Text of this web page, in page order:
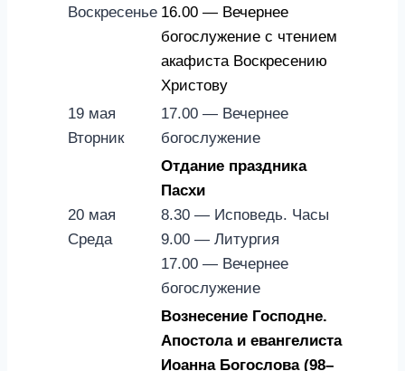
Воскресенье 16.00 — Вечернее
богослужение с чтением
акафиста Воскресению
Христову
19 мая
Вторник
17.00 — Вечернее
богослужение
20 мая
Среда
Отдание праздника
Пасхи
8.30 — Исповедь. Часы
9.00 — Литургия
17.00 — Вечернее
богослужение
Вознесение Господне.
Апостола и евангелиста
Иоанна Богослова (98–